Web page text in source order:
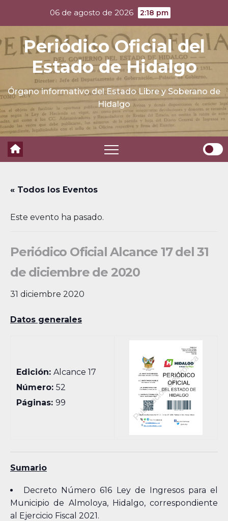
content
06 de agosto de 2026 2:18 pm
Periódico Oficial del
Estado de Hidalgo
Órgano informativo del Estado Libre y Soberano de
Hidalgo
« Todos los Eventos
Este evento ha pasado.
Periódico Oficial Alcance 17 del 31
de diciembre de 2020
31 diciembre 2020
Datos generales
Edición:Alcance 17
Número:52
Páginas:99
Sumario
Decreto Número 616 Ley de Ingresos para el
Municipio de Almoloya, Hidalgo, correspondiente
al Ejercicio Fiscal 2021.